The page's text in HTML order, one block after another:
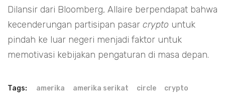
Dilansir dari Bloomberg, Allaire berpendapat bahwa
kecenderungan partisipan pasar crypto untuk
pindah ke luar negeri menjadi faktor untuk
memotivasi kebijakan pengaturan di masa depan.
Tags: amerika amerika serikat circle
crypto